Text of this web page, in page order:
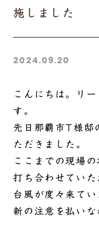
施しました
2024.09.20
こんにちは。リ
す。
先日那覇市T様邸
ただきました。
ここまでの現場
打ち合わせていた
台風が度々来て
新の注意を払いな